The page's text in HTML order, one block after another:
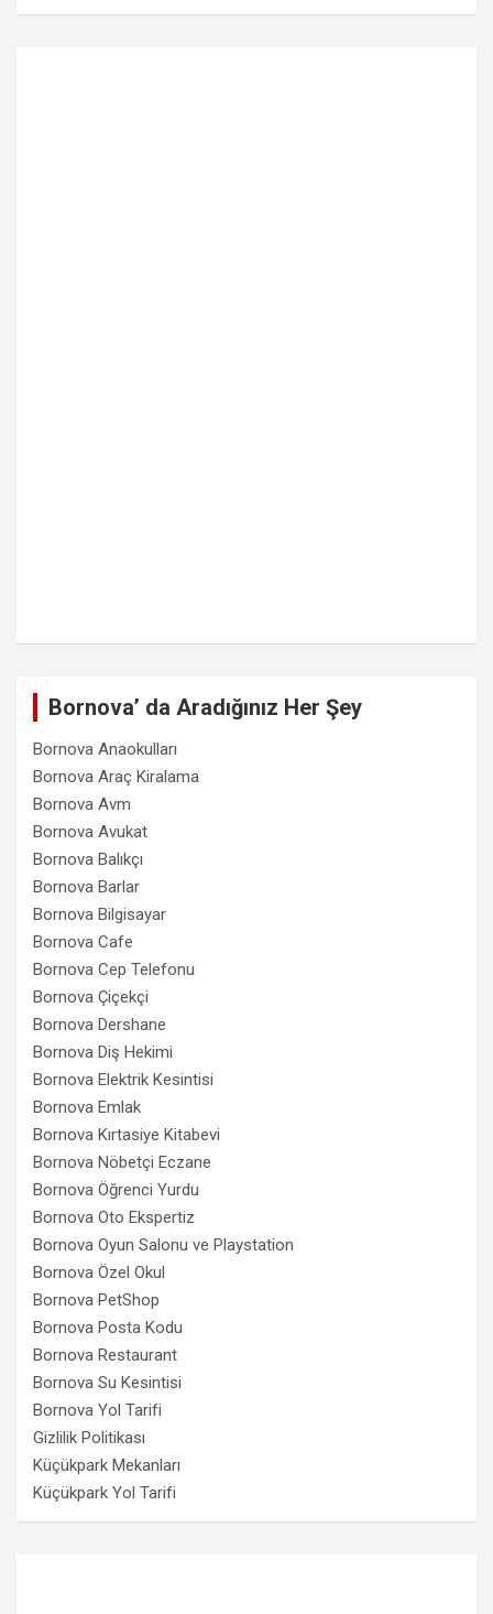
Bornova’ da Aradığınız Her Şey
Bornova Anaokulları
Bornova Araç Kiralama
Bornova Avm
Bornova Avukat
Bornova Balıkçı
Bornova Barlar
Bornova Bilgisayar
Bornova Cafe
Bornova Cep Telefonu
Bornova Çiçekçi
Bornova Dershane
Bornova Diş Hekimi
Bornova Elektrik Kesintisi
Bornova Emlak
Bornova Kırtasiye Kitabevi
Bornova Nöbetçi Eczane
Bornova Öğrenci Yurdu
Bornova Oto Ekspertiz
Bornova Oyun Salonu ve Playstation
Bornova Özel Okul
Bornova PetShop
Bornova Posta Kodu
Bornova Restaurant
Bornova Su Kesintisi
Bornova Yol Tarifi
Gizlilik Politikası
Küçükpark Mekanları
Küçükpark Yol Tarifi